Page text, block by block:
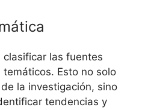
las fuentes
Esto no solo
la investigación, sino
tendencias y